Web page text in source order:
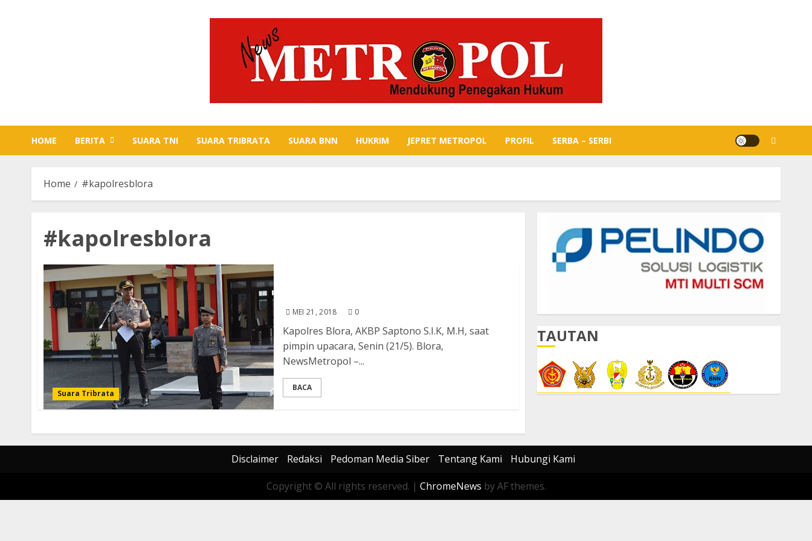
HOME BERITA SUARA TNI SUARA TRIBRATA SUARA BNN HUKRIM JEPRET METROPOL PROFIL SERBA – SERBI
Home #kapolresblora
#kapolresblora
Suara Tribrata
MEI 21, 2018 0
Kapolres Blora, AKBP Saptono S.I.K, M.H, saat
pimpin upacara, Senin (21/5). Blora,
NewsMetropol –...
BACA
TAUTAN
Disclaimer Redaksi Pedoman Media Siber Tentang Kami Hubungi Kami
Copyright © All rights reserved. | ChromeNews by AF themes.